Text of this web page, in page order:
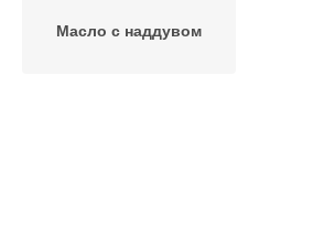
Масло с наддувом